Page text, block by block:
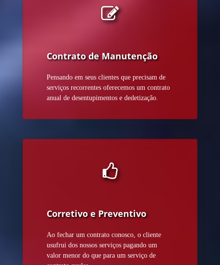
Contrato de Manutenção
Pensando em seus clientes que precisam de
serviços recorrentes oferecemos um contrato
anual de desentupimentos e dedetização.
Corretivo e Preventivo
Ao fechar um contrato conosco, o cliente
usufrui dos nossos serviços pagando um
valor menor do que para um serviço de